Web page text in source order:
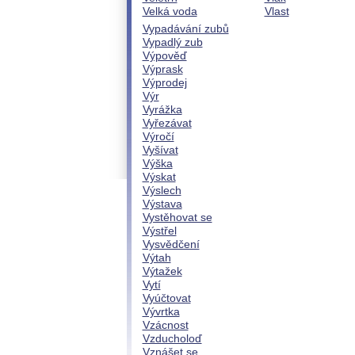
Velká voda
Vlast
Vypadávání zubů
Vypadlý zub
Výpověď
Výprask
Výprodej
Výr
Vyrážka
Vyřezávat
Výročí
Vyšívat
Výška
Výskat
Výslech
Výstava
Vystěhovat se
Výstřel
Vysvědčení
Výtah
Výtažek
Vytí
Vyúčtovat
Vývrtka
Vzácnost
Vzducholoď
Vznášet se